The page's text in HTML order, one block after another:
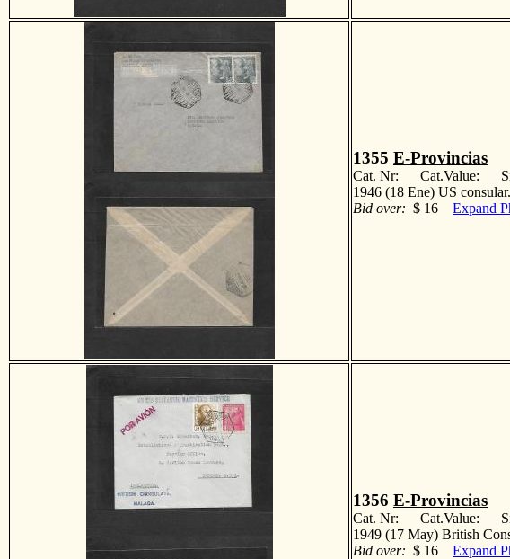
1355 E-Provincias
Cat. Nr: Cat.Value:
1946 (18 Ene) US
Bid over: $ 16 Expand
1356 E-Provincias
Cat. Nr: Cat.Value:
1949 (17 May) British
Bid over: $ 16 Expand